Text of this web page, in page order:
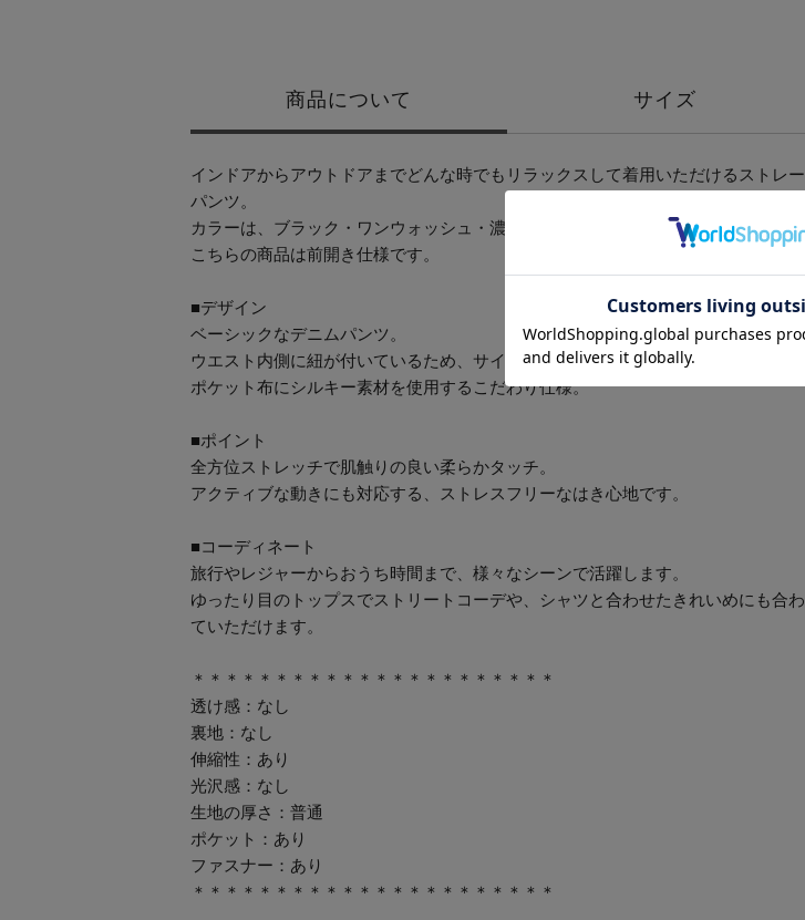
商品について サイズ
インドアからアウトドアまでどんな時でもリラックスして着用いただけるストレー
パンツ。
カラーは、ブラック・ワンウォッシュ・濃色デニム・ベージュの4色展開です。
こちらの商品は前開き仕様です。
■デザイン
ベーシックなデニムパンツ。
ウエスト内側に紐が付いているため、サイズ調整もしやすいです。
ポケット布にシルキー素材を使用するこだわり仕様。
■ポイント
全方位ストレッチで肌触りの良い柔らかタッチ。
アクティブな動きにも対応する、ストレスフリーなはき心地です。
■コーディネート
旅行やレジャーからおうち時間まで、様々なシーンで活躍します。
ゆったり目のトップスでストリートコーデや、シャツと合わせたきれいめにも合
ていただけます。
＊＊＊＊＊＊＊＊＊＊＊＊＊＊＊＊＊＊＊＊＊＊
透け感：なし
裏地：なし
伸縮性：あり
光沢感：なし
生地の厚さ：普通
ポケット：あり
ファスナー：あり
＊＊＊＊＊＊＊＊＊＊＊＊＊＊＊＊＊＊＊＊＊＊